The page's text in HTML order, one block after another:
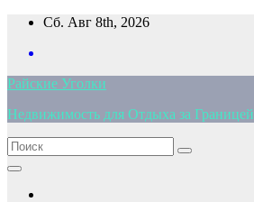
Перейти
содержимому
Сб. Авг 8th, 2026
Райские Уголки
Недвижимость для Отдыха за Границей